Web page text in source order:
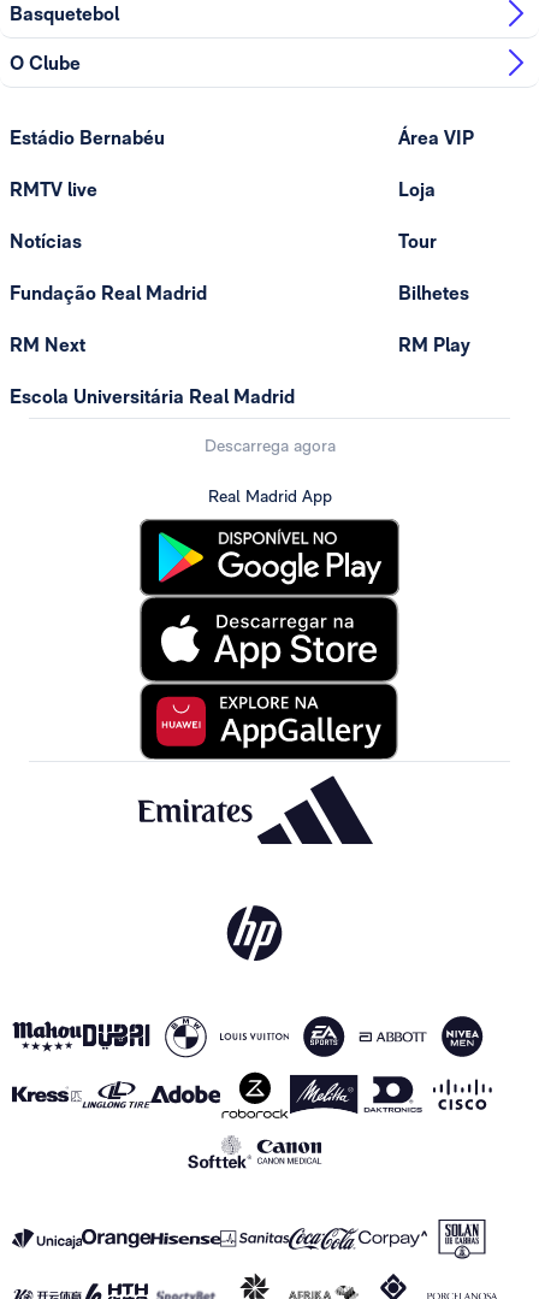
Basquetebol
O Clube
Estádio Bernabéu
RMTV live
Notícias
Fundação Real Madrid
RM Next
Escola Universitária Real Madrid
Área VIP
Loja
Tour
Bilhetes
RM Play
Descarrega agora
Real Madrid App